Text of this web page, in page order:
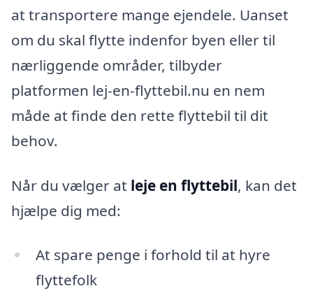
at transportere mange ejendele. Uanset
om du skal flytte indenfor byen eller til
nærliggende områder, tilbyder
platformen lej-en-flyttebil.nu en nem
måde at finde den rette flyttebil til dit
behov.
Når du vælger at leje en flyttebil, kan det
hjælpe dig med:
At spare penge i forhold til at hyre
flyttefolk